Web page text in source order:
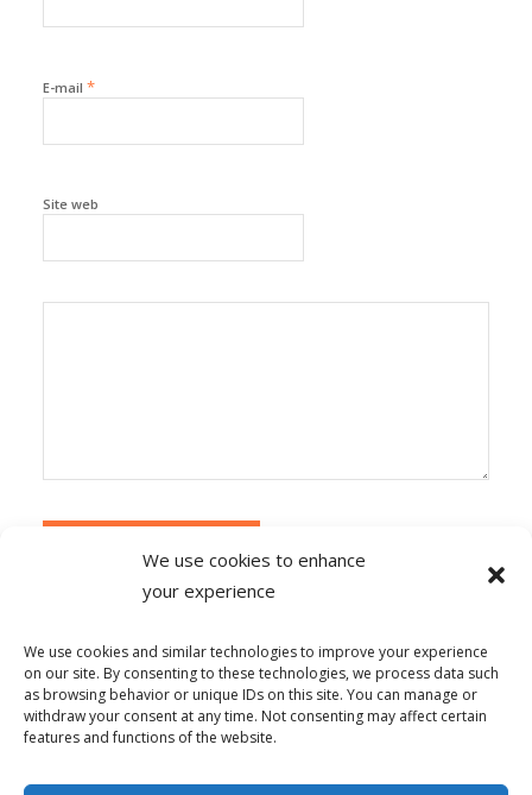
We use cookies to enhance
your experience
We use cookies and similar technologies to improve your experience
on our site. By consenting to these technologies, we process data such
as browsing behavior or unique IDs on this site. You can manage or
withdraw your consent at any time. Not consenting may affect certain
features and functions of the website.
E-mail *
Site web
Ce site utilise Akismet pour réduire les
données de vos commentaires sont traitées.
© Copyright - Alpha-b 2019-2026 -powered by Enfold WordPress